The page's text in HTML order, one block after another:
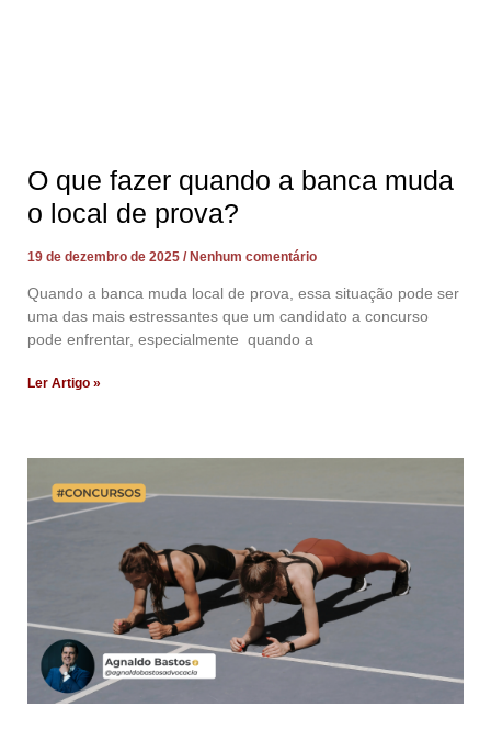
O que fazer quando a banca muda
o local de prova?
19 de dezembro de 2025 Nenhum comentário
Quando a banca muda local de prova, essa situação pode ser
uma das mais estressantes que um candidato a concurso
pode enfrentar, especialmente quando a
Ler Artigo »